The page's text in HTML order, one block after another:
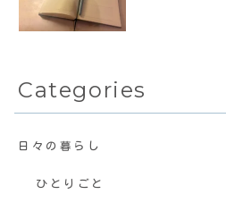
Categories
日々の暮らし
ひとりごと